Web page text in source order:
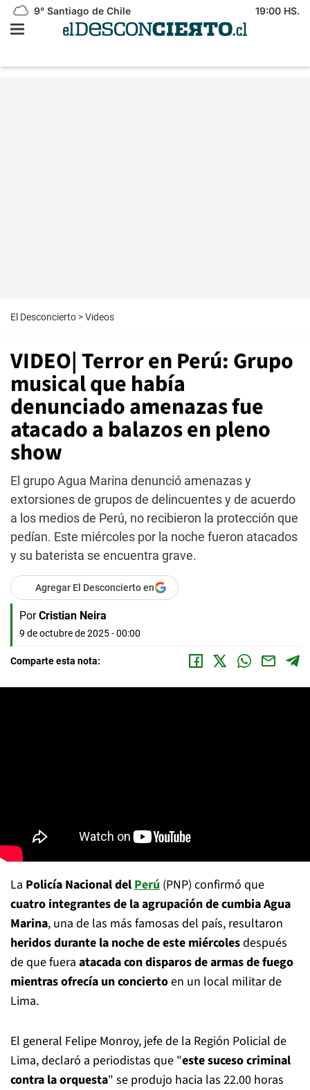
9° Santiago de Chile 19:00 HS.
El Desconcierto >Videos
VIDEO| Terror en Perú: Grupo
musical que había
denunciado amenazas fue
atacado a balazos en pleno
show
El grupo Agua Marina denunció amenazas y
extorsiones de grupos de delincuentes y de acuerdo
a los medios de Perú, no recibieron la protección que
pedían. Este miércoles por la noche fueron atacados
y su baterista se encuentra grave.
Agregar El Desconcierto en
Por Cristian Neira
9 de octubre de 2025 - 00:00
Comparte esta nota:
La Policía Nacional delPerú (PNP) confirmó que
cuatro integrantes de la agrupación de cumbia Agua
Marina, una de las más famosas del país, resultaron
heridos durante la noche de este miércolesdespués
de que fuera atacada con disparos de armas de fuego
mientras ofrecía un conciertoen un local militar de
Lima.
El general Felipe Monroy, jefe de la Región Policial de
Lima, declaró a periodistas que "este suceso criminal
contra la orquesta" se produjo hacia las 22.00 horas